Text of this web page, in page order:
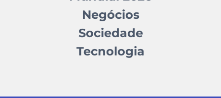
Negócios
Sociedade
Tecnologia